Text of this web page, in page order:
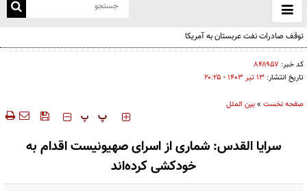
باز
و
توقف صادرات نفت عربستان به آمریکا
کد خبر: ۸۴۸۹۵۷
تاریخ انتشار: ۱۳ تير ۱۴۰۳ - ۲۰:۲۵
صفحه نخست »بین الملل
‍‍‍ پ پ
سرایا القدس: شماری از اسرای صهیونیست اقدام به
خودکشی کرده‌اند